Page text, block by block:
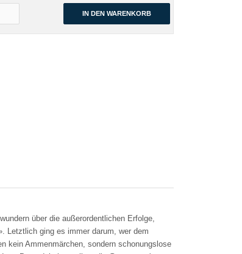
IN DEN WARENKORB
über die außerordentlichen Erfolge,
Letztlich ging es immer darum, wer dem
kein Ammenmärchen, sondern schonungslose